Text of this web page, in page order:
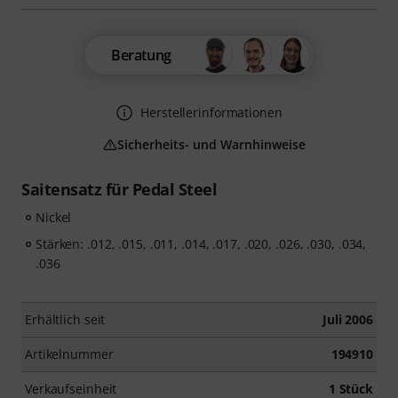
Saitensatz für Pedal Steel
Nickel
Stärken: .012, .015, .011, .014, .017, .020, .026, .030, .034,
.036
Erhältlich seit Juli 2006
Artikelnummer 194910
Verkaufseinheit 1 Stück
Beratung
Herstellerinformationen
Sicherheits- und Warnhinweise